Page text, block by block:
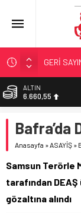
GERİ
YÖNETİCİ
ALTIN
6.660,55
13.779,39
DOLAR
55,1881
Bafra’da
Anasayfa »ASAYİŞ »
Samsun Terörle
tarafından
gözaltına alındı